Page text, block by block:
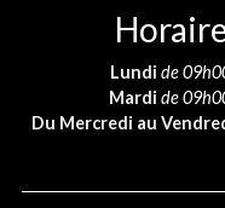
Lundi de
Mardi de
Du Mercredi au